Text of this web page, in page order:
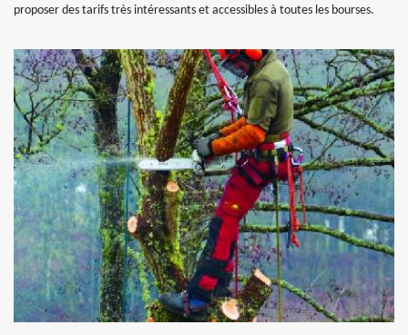
proposer des tarifs très intéressants et accessibles à toutes les bourses.